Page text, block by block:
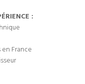
:
France